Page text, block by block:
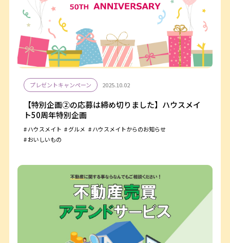
プレゼントキャンペーン 2025.10.02
【特別企画②の応募は締め切りました】ハウスメイ
ト50周年特別企画
ハウスメイト グルメ
ハウスメイトからのお知らせ
おいしいもの